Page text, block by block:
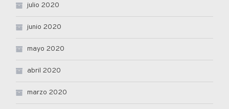
julio 2020
junio 2020
mayo 2020
abril 2020
marzo 2020